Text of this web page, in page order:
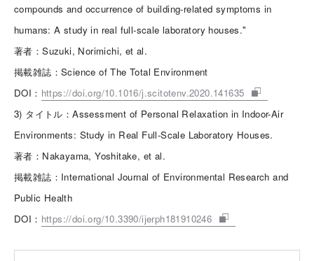
compounds and occurrence of building-related symptoms in
humans: A study in real full-scale laboratory houses."
著者：Suzuki, Norimichi, et al.
掲載雑誌：Science of The Total Environment
DOI： https://doi.org/10.1016/j.scitotenv.2020.141635
3) タイトル：Assessment of Personal Relaxation in Indoor-Air
Environments: Study in Real Full-Scale Laboratory Houses.
著者：Nakayama, Yoshitake, et al.
掲載雑誌：International Journal of Environmental Research and
Public Health
DOI： https://doi.org/10.3390/ijerph181910246